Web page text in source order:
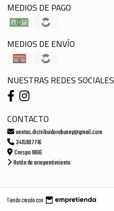
MEDIOS DE PAGO
MEDIOS DE ENVÍO
NUESTRAS REDES SOCIALES
CONTACTO
ventas.distribuidorabunny@gmail.com
3415907716
Crespo 1866
Botón de arrepentimiento
Tienda creada con